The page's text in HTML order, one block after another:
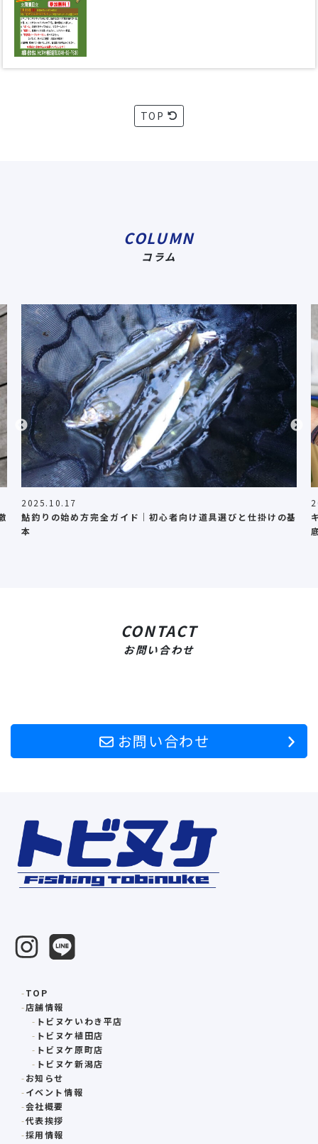
TOP
COLUMN
コラム
2025.10.17
鮎釣りの始め方完全ガイド｜初心者向け道具選びと仕掛けの基
本
CONTACT
お問い合わせ
お問い合わせ
TOP
店舗情報
トビヌケいわき平店
トビヌケ植田店
トビヌケ原町店
トビヌケ新潟店
お知らせ
イベント情報
会社概要
代表挨拶
採用情報